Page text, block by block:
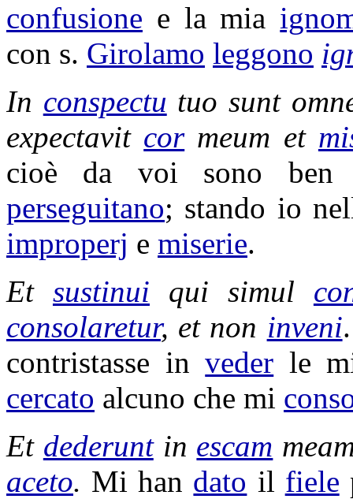
confusione e la mia
con s. Girolamo leggono
In conspectu tuo sunt
expectavit cormeum et
cioè da voi sono
perseguitano; stando io
improperj e miserie.
Et sustinui qui simul
consolaretur, et non inveni
contristasse inveder le
cercato alcuno che mi
Et dederuntin escam
aceto. Mi han dato il fiele